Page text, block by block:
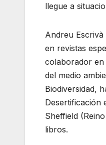
llegue a
Andreu
en revistas
colaborador en
del medio
Biodiversidad,
Desertificación
Sheffield
libros.